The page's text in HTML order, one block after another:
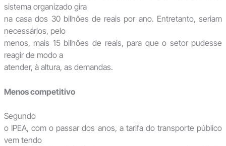
sistema organizado gira
na casa dos 30 bilhões de reais por ano. Entretanto, seriam
necessários, pelo
menos, mais 15 bilhões de reais, para que o setor pudesse
reagir de modo a
atender, à altura, as demandas.
Menos competitivo
Segundo
o IPEA, com o passar dos anos, a tarifa do transporte público
vem tendo